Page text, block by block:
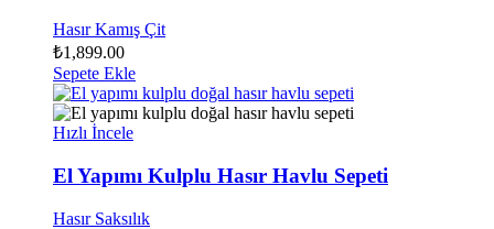
Hasır Kamış Çit
₺1,899.00
Sepete Ekle
Hızlı İncele
El Yapımı Kulplu Hasır Havlu Sepeti
Hasır Saksılık